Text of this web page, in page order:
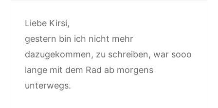
Liebe Kirsi,
gestern bin ich nicht mehr
dazugekommen, zu schreiben, war sooo
lange mit dem Rad ab morgens
unterwegs.